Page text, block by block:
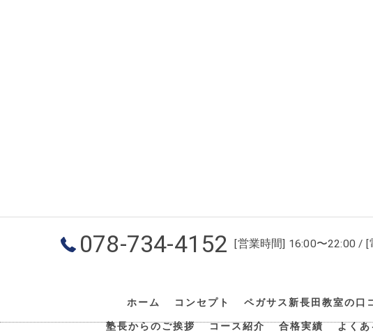
078-734-4152 [営業時間] 16:00〜22:00 /
ホーム コンセプト ペガサス新長田教室の口
塾長からのご挨拶 コース紹介 合格実績 よく